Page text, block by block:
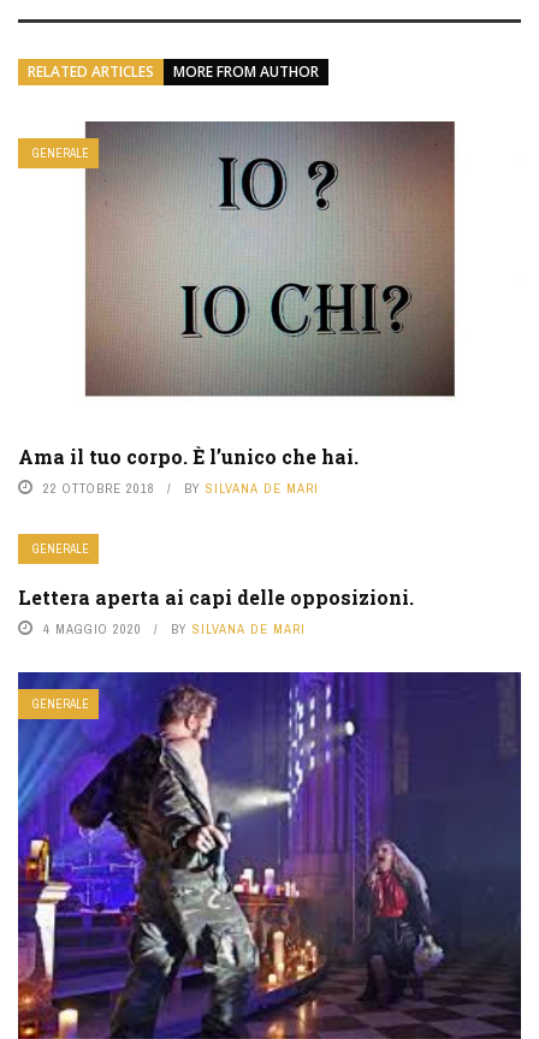
RELATED ARTICLES MORE FROM AUTHOR
GENERALE
Ama il tuo corpo. È l’unico che hai.
22 OTTOBRE 2018 BY SILVANA DE MARI
GENERALE
Lettera aperta ai capi delle opposizioni.
4 MAGGIO 2020 BY SILVANA DE MARI
GENERALE